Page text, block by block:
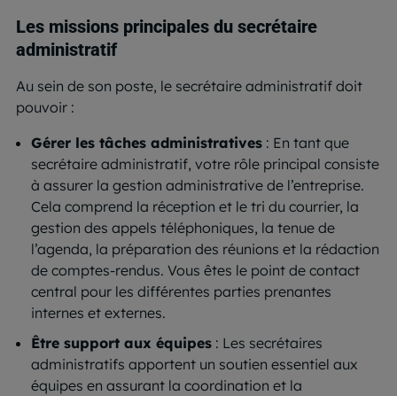
Les missions principales du secrétaire
administratif
Au sein de son poste, le secrétaire administratif doit
pouvoir :
Gérer les tâches administratives : En tant que
secrétaire administratif, votre rôle principal consiste
à assurer la gestion administrative de l’entreprise.
Cela comprend la réception et le tri du courrier, la
gestion des appels téléphoniques, la tenue de
l’agenda, la préparation des réunions et la rédaction
de comptes-rendus. Vous êtes le point de contact
central pour les différentes parties prenantes
internes et externes.
Être support aux équipes : Les secrétaires
administratifs apportent un soutien essentiel aux
équipes en assurant la coordination et la